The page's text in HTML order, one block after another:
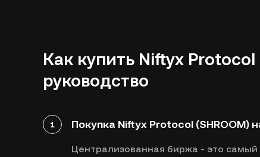
Как купить Niftyx Protocol
руководство
1 Покупка Niftyx Protocol (SHROOM)
Централизованная биржа - это